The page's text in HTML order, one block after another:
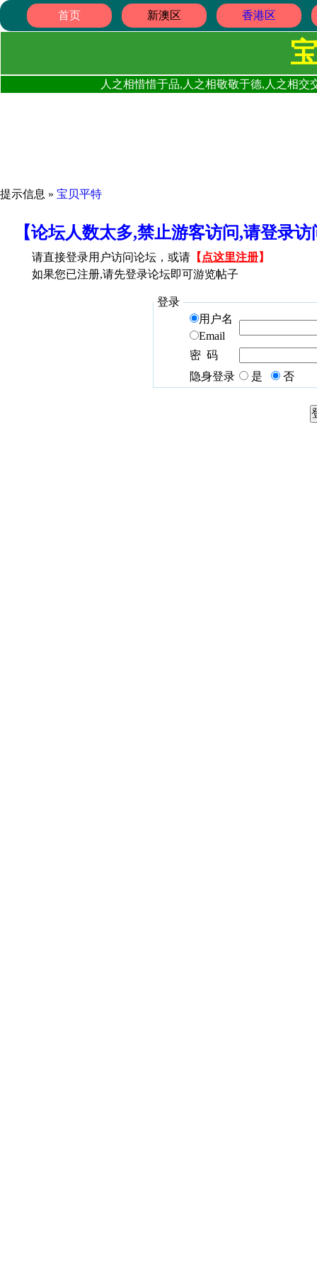
首页 新澳区 香港区
人之相惜惜于品,人之相敬敬于德,人之相
提示信息 » 宝贝平特
【论坛人数太多,禁止游客访问,请登录
请直接登录用户访问论坛，或请 【 点这里注册】
如果您已注册,请先登录论坛即可游览帖子
登录
用户名
Email
密 码
隐身登录
是 否